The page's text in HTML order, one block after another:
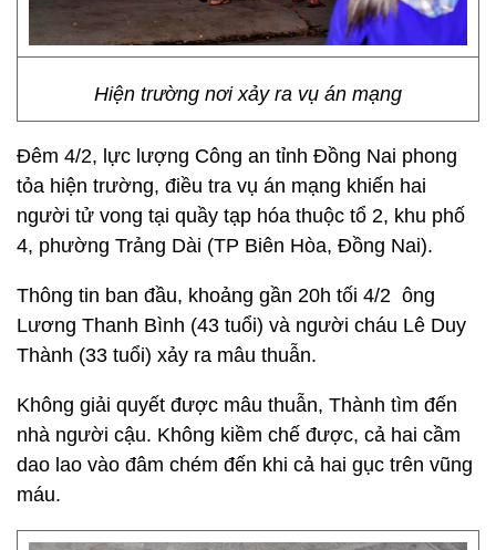
Hiện trường nơi xảy ra vụ án mạng
Đêm 4/2, lực lượng Công an tỉnh Đồng Nai phong
tỏa hiện trường, điều tra vụ án mạng khiến hai
người tử vong tại quầy tạp hóa thuộc tổ 2, khu phố
4, phường Trảng Dài (TP Biên Hòa, Đồng Nai).
Thông tin ban đầu, khoảng gần 20h tối 4/2 ông
Lương Thanh Bình (43 tuổi) và người cháu Lê Duy
Thành (33 tuổi) xảy ra mâu thuẫn.
Không giải quyết được mâu thuẫn, Thành tìm đến
nhà người cậu. Không kiềm chế được, cả hai cầm
dao lao vào đâm chém đến khi cả hai gục trên vũng
máu.